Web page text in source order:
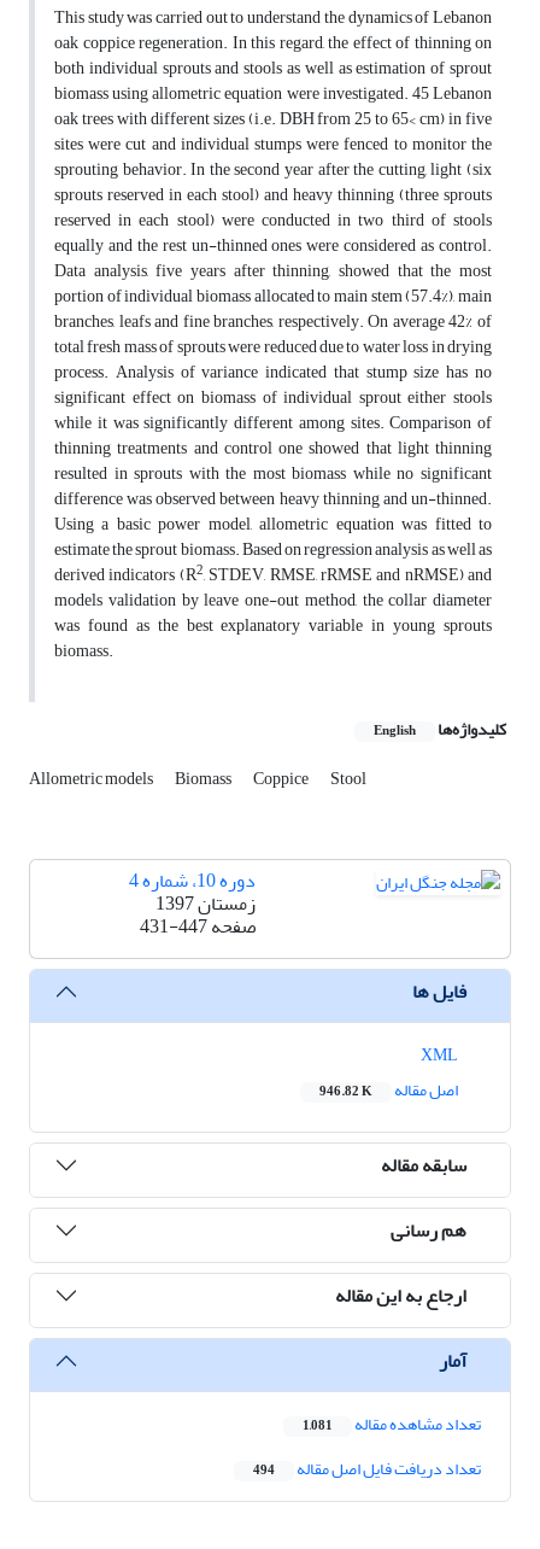
This study was carried out to understand the dynamics of Lebanon
oak coppice regeneration. In this regard, the effect of thinning on
both individual sprouts and stools as well as estimation of sprout
biomass using allometric equation were investigated. 45 Lebanon
oak trees with different sizes (i.e. DBH from 25 to 65< cm) in five
sites were cut and individual stumps were fenced to monitor the
sprouting behavior. In the second year after the cutting, light (six
sprouts reserved in each stool) and heavy thinning (three sprouts
reserved in each stool) were conducted in two third of stools
equally and the rest un-thinned ones were considered as control.
Data analysis, five years after thinning, showed that the most
portion of individual biomass allocated to main stem (57.4%), main
branches, leafs and fine branches, respectively. On average 42% of
total fresh mass of sprouts were reduced due to water loss in drying
process. Analysis of variance indicated that stump size has no
significant effect on biomass of individual sprout either stools
while it was significantly different among sites. Comparison of
thinning treatments and control one showed that light thinning
resulted in sprouts with the most biomass while no significant
difference was observed between heavy thinning and un-thinned.
Using a basic power model, allometric equation was fitted to
estimate the sprout biomass. Based on regression analysis as well as
derived indicators (R2, STDEV, RMSE, rRMSE and nRMSE) and
models validation by leave one-out method, the collar diameter
was found as the best explanatory variable in young sprouts
biomass.
کلیدواژه‌ها English
Allometric models Biomass Coppice Stool
دوره 10، شماره 4
زمستان 1397
صفحه431-447
فایل ها
اصل مقاله
946.82 K
سابقه مقاله
هم رسانی
ارجاع به این مقاله
آمار
تعداد مشاهده مقاله 1,081
تعداد دریافت فایل اصل مقاله 494